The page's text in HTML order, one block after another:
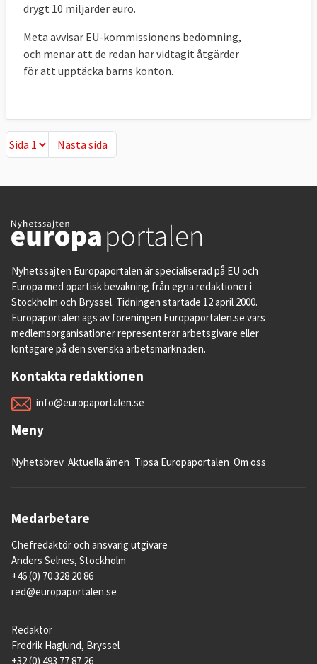
drygt 10 miljarder euro.
Meta avvisar EU-kommissionens bedömning,
och menar att de redan har vidtagit åtgärder
för att upptäcka barns konton.
Nästa sida
Nästa sida
Nyhetssajten Europaportalen är specialiserad på EU och
Europa med opartisk bevakning från egna redaktioner i
Stockholm och Bryssel. Tidningen startade 12 april 2000.
Europaportalen ägs av föreningen Europaportalen.se vars
medlemsorganisationer representerar arbetsgivare eller
löntagare på den svenska arbetsmarknaden.
Kontakta redaktionen
info@europaportalen.se
Meny
Nyhetsbrev Aktuella ämen Tipsa Europaportalen Om oss
Medarbetare
Chefredaktör och ansvarig utgivare
Anders Selnes, Stockholm
+46 (0) 70 328 20 86
red@europaportalen.se
Redaktör
Fredrik Haglund, Bryssel
+32 (0) 493 77 87 26